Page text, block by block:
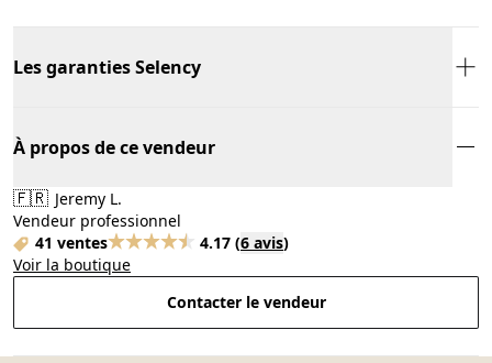
Les garanties Selency
À propos de ce vendeur
🇫🇷 Jeremy L.
Vendeur professionnel
41 ventes
4.17 (6 avis)
Voir la boutique
Contacter le vendeur